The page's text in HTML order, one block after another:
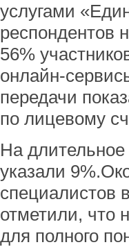
услугами
респондентов
56%
онлайн-
передачи
по лицевому
На
указали
специалистов
отметили, что
для полного